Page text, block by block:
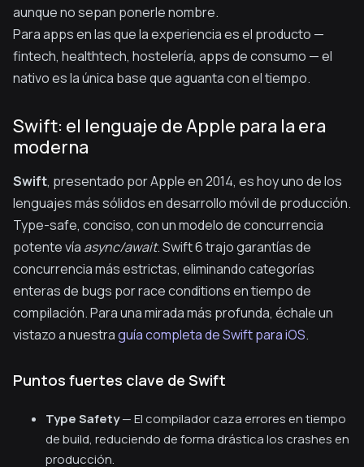
aunque no sepan ponerle nombre.
Para apps en las que la experiencia es el producto —
fintech, healthtech, hostelería, apps de consumo — el
nativo es la única base que aguanta con el tiempo.
Swift: el lenguaje de Apple para la era
moderna
Swift, presentado por Apple en 2014, es hoy uno de los
lenguajes más sólidos en desarrollo móvil de producción.
Type-safe, conciso, con un modelo de concurrencia
potente vía async/await. Swift 6 trajo garantías de
concurrencia más estrictas, eliminando categorías
enteras de bugs por race conditions en tiempo de
compilación. Para una mirada más profunda, échale un
vistazo a nuestraguía completa de Swift para iOS.
Puntos fuertes clave de Swift
Type Safety— El compilador caza errores en tiempo
de build, reduciendo de forma drástica los crashes en
producción.